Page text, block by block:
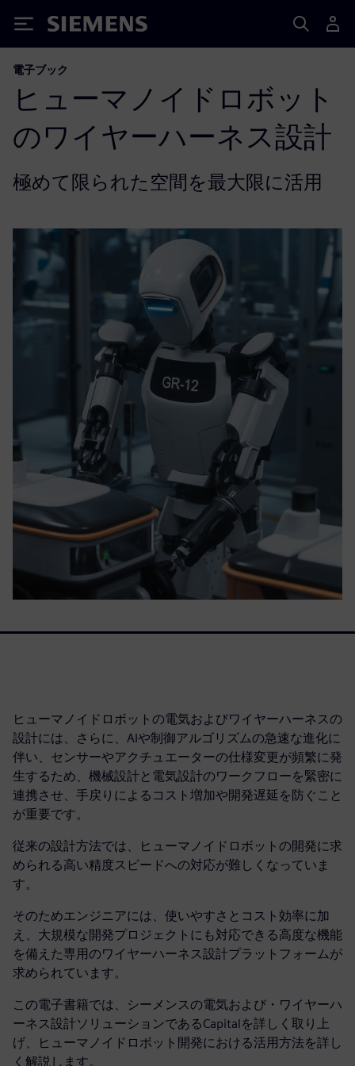
Siemens
電子ブック
ヒューマノイドロボット
のワイヤーハーネス設計
極めて限られた空間を最大限に活用
ヒューマノイドロボットの電気およびワイヤーハーネスの
設計には、さらに、AIや制御アルゴリズムの急速な進化に
伴い、センサーやアクチュエーターの仕様変更が頻繁に発
生するため、機械設計と電気設計のワークフローを緊密に
連携させ、手戻りによるコスト増加や開発遅延を防ぐこと
が重要です。
従来の設計方法では、ヒューマノイドロボットの開発に求
められる高い精度スピードへの対応が難しくなっていま
す。
そのためエンジニアには、使いやすさとコスト効率に加
え、大規模な開発プロジェクトにも対応できる高度な機能
を備えた専用のワイヤーハーネス設計プラットフォームが
求められています。
この電子書籍では、シーメンスの電気および・ワイヤーハ
ーネス設計ソリューションであるCapitalを詳しく取り上
げ、ヒューマノイドロボット開発における活用方法を詳し
く解説します。